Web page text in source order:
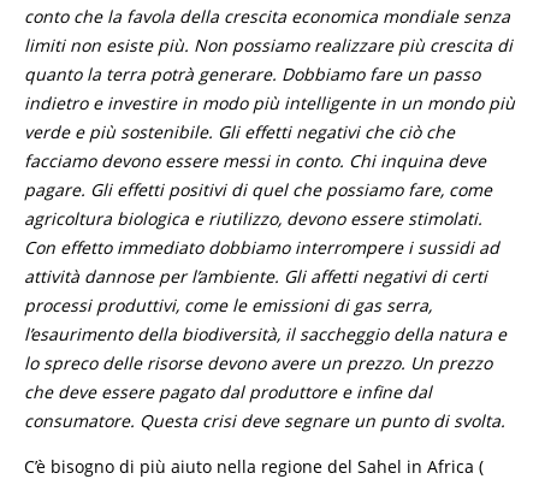
conto che la favola della crescita economica mondiale senza
limiti non esiste più. Non possiamo realizzare più crescita di
quanto la terra potrà generare. Dobbiamo fare un passo
indietro e investire in modo più intelligente in un mondo più
verde e più sostenibile. Gli effetti negativi che ciò che
facciamo devono essere messi in conto. Chi inquina deve
pagare. Gli effetti positivi di quel che possiamo fare, come
agricoltura biologica e riutilizzo, devono essere stimolati.
Con effetto immediato dobbiamo interrompere i sussidi ad
attività dannose per l’ambiente. Gli affetti negativi di certi
processi produttivi, come le emissioni di gas serra,
l’esaurimento della biodiversità, il saccheggio della natura e
lo spreco delle risorse devono avere un prezzo. Un prezzo
che deve essere pagato dal produttore e infine dal
consumatore. Questa crisi deve segnare un punto di svolta.
C’è bisogno di più aiuto nella regione del Sahel in Africa (